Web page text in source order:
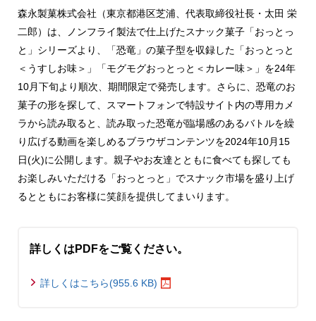
森永製菓株式会社（東京都港区芝浦、代表取締役社長・太田 栄
二郎）は、ノンフライ製法で仕上げたスナック菓子「おっとっ
と」シリーズより、「恐竜」の菓子型を収録した「おっとっと
＜うすしお味＞」「モグモグおっとっと＜カレー味＞」を24年
10月下旬より順次、期間限定で発売します。さらに、恐竜のお
菓子の形を探して、スマートフォンで特設サイト内の専用カメ
ラから読み取ると、読み取った恐竜が臨場感のあるバトルを繰
り広げる動画を楽しめるブラウザコンテンツを2024年10月15
日(火)に公開します。親子やお友達とともに食べても探しても
お楽しみいただける「おっとっと」でスナック市場を盛り上げ
るとともにお客様に笑顔を提供してまいります。
詳しくはPDFをご覧ください。
詳しくはこちら(955.6 KB)